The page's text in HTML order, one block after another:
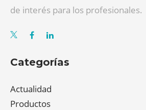
de interés para los profesionales.
Categorías
Actualidad
Productos